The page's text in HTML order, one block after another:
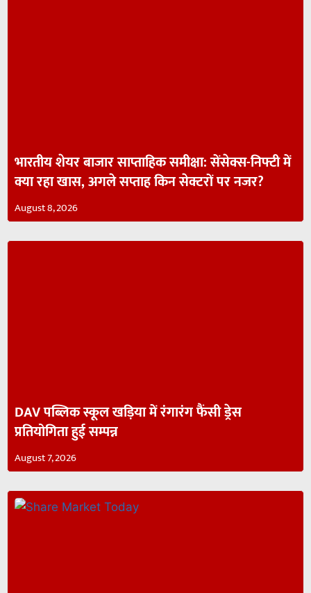
भारतीय शेयर बाजार साप्ताहिक समीक्षा: सेंसेक्स-निफ्टी में
क्या रहा खास, अगले सप्ताह किन सेक्टरों पर नजर?
August 8, 2026
DAV पब्लिक स्कूल खड़िया में रंगारंग फैंसी ड्रेस
प्रतियोगिता हुई सम्पन्न
August 7, 2026